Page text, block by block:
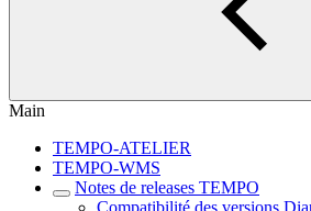
Main
TEMPO-ATELIER
TEMPO-WMS
Notes de releases TEMPO
Compatibilité des versions